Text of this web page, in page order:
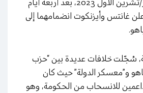
120)، وفي 11 أكتوبر/تشرين الاول 2023، بعد أربعة أيام
غانتس وأيزنكوت انضمامهما إلى
سُجّلت خلافات عديدة بين “حزب
و”معسكر الدولة” حيث كان
للانسحاب من الحكومة، وهو